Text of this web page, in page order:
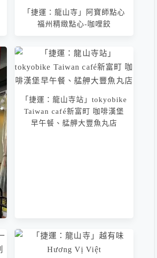
「捷運：龍山寺」阿寶師點心
福州精緻點心-咖哩餃
「捷運：龍山寺站」tokyobike
Taiwan café新富町 咖啡漢堡
早午餐、艋舺大豐魚丸店